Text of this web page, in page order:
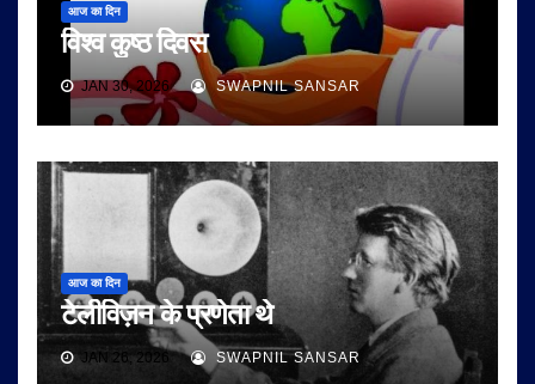
आज का दिन
विश्व कुष्ठ दिवस
JAN 30, 2026 SWAPNIL SANSAR
आज का दिन
टेलीविज़न के प्रणेता थे
JAN 26, 2026 SWAPNIL SANSAR